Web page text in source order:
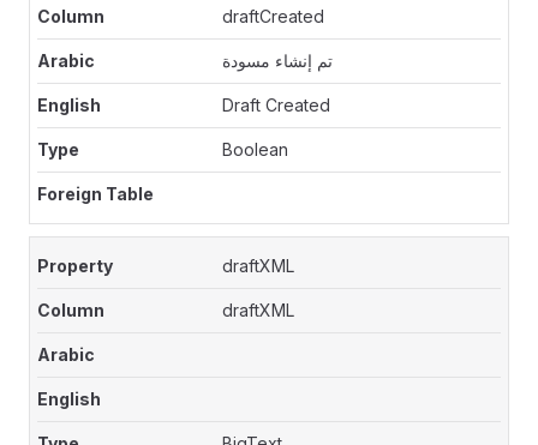
draftCreated
تم إنشاء مسودة
Draft Created
Boolean
draftXML
draftXML